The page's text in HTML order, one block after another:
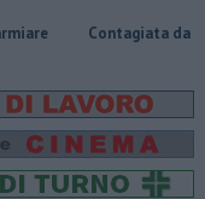
Contagiata da legionella,